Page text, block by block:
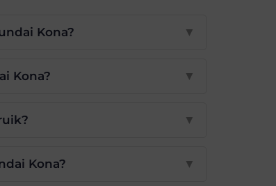
Kona? ▼
Kona? ▼
▼
Kona? ▼